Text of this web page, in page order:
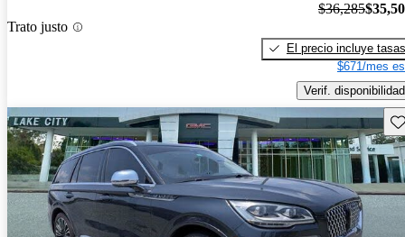
Trato justo
$36,285
El precio incluye tasas
$671/mes
Verif. disponibilidad